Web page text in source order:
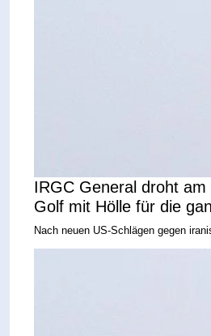
IRGC General droht am
Golf mit Hölle für die
Nach neuen US-Schlägen gegen